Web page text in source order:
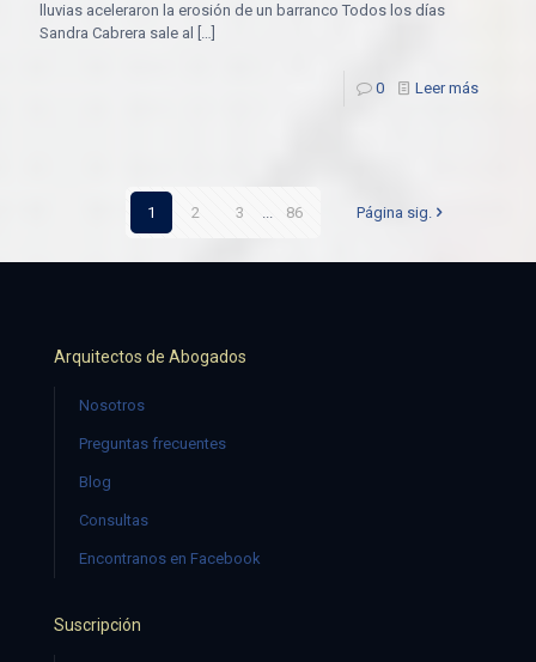
lluvias aceleraron la erosión de un barranco Todos los días
Sandra Cabrera sale al
[…]
0 Leer más
1 2 3 ... 86 Página sig.
Arquitectos de Abogados
Nosotros
Preguntas frecuentes
Blog
Consultas
Encontranos en Facebook
Suscripción